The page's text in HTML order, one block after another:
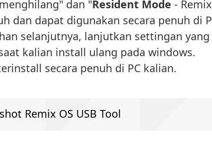
dan "Resident Mode - Remix
dan dapat digunakan secara penuh di
selanjutnya, lanjutkan settingan yang
kalian install ulang pada windows.
secara penuh di PC kalian.
Remix OS USB Tool